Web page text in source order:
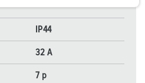
IP44
32 A
7 p